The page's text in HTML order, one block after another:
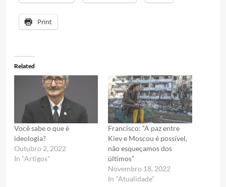
Print
Related
Você sabe o que é
ideologia?
Outubro 2, 2022
In "Artigos"
Francisco: “A paz entre
Kiev e Moscou é possível,
não esqueçamos dos
últimos”
Novembro 18, 2022
In "Atualidade"